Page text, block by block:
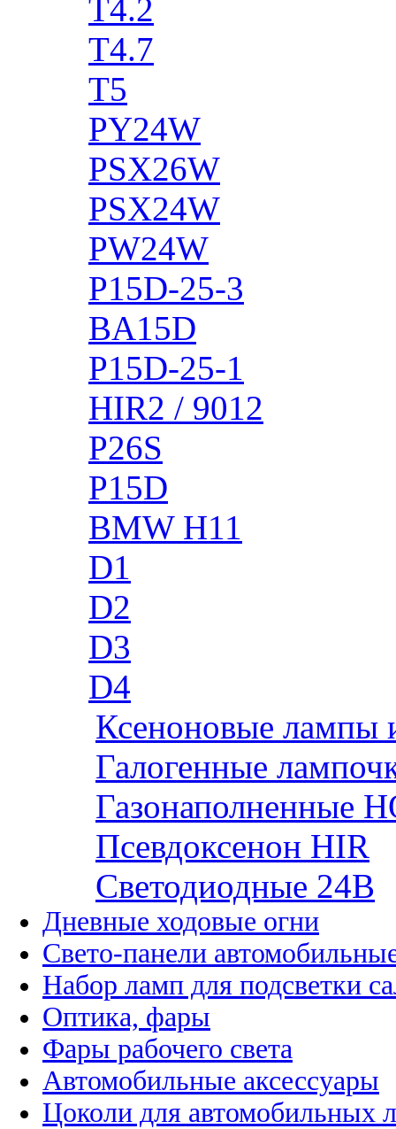
T4.2
T4.7
T5
PY24W
PSX26W
PSX24W
PW24W
P15D-25-3
BA15D
P15D-25-1
HIR2 / 9012
P26S
P15D
BMW H11
D1
D2
D3
D4
Ксеноновые лампы
Галогенные
Газонаполненные
Псевдоксенон HIR
Cветодиодные 24B
Дневные ходовые огни
Свето-панели
Набор ламп для подсветки
Оптика, фары
Фары рабочего света
Автомобильные аксессуары
Цоколи для автомобильных